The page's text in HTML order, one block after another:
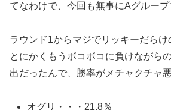
てなわけで、今回も無事にAグループ
ラウンド1からマジでリッキーだらけ
とにかくもうボコボコに負けながら
出だったんで、勝率がメチャクチャ
オグリ・・・21.8％